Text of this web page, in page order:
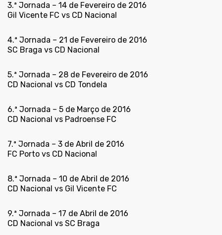
3.ª Jornada – 14 de Fevereiro de 2016
Gil Vicente FC vs CD Nacional
4.ª Jornada – 21 de Fevereiro de 2016
SC Braga vs CD Nacional
5.ª Jornada – 28 de Fevereiro de 2016
CD Nacional vs CD Tondela
6.ª Jornada – 5 de Março de 2016
CD Nacional vs Padroense FC
7.ª Jornada – 3 de Abril de 2016
FC Porto vs CD Nacional
8.ª Jornada – 10 de Abril de 2016
CD Nacional vs Gil Vicente FC
9.ª Jornada – 17 de Abril de 2016
CD Nacional vs SC Braga